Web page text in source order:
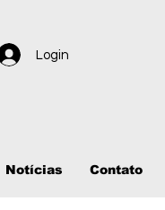
Login
Notícias Contato